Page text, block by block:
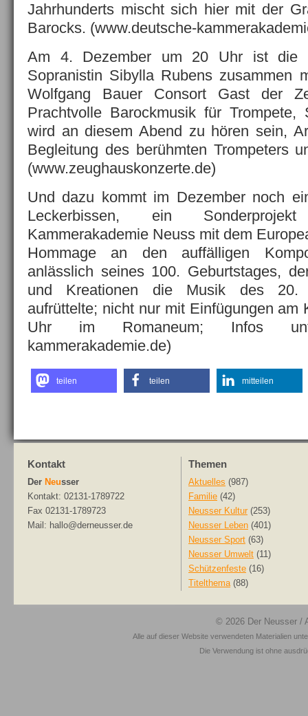
Jahrhunderts mischt sich hier mit der
Barocks. (www.deutsche-
Am 4. Dezember um 20 Uhr ist die
Sopranistin Sibylla Rubens zusammen
Wolfgang Bauer Consort Gast der
Prachtvolle Barockmusik für Trompete,
wird an diesem Abend zu hören sein,
Begleitung des berühmten Trompeters
(www.zeughauskonzerte.de)
Und dazu kommt im Dezember noch
Leckerbissen, ein
Kammerakademie Neuss mit dem
Hommage an den auffälligen
anlässlich seines 100. Geburtstages,
und Kreationen die Musik des 20.
aufrüttelte; nicht nur mit Einfügungen
Uhr im Romaneum; Infos
kammerakademie.de)
teilen teilen mitteilen
Kontakt
Der Neusser
Kontakt: 02131-1789722
Fax 02131-1789723
Mail: hallo@derneusser.de
Themen
Aktuelles (987)
Familie (42)
Neusser Kultur (253)
Neusser Leben (401)
Neusser Sport (63)
Neusser Umwelt (11)
Schützenfeste (16)
Titelthema(88)
© 2026 Der Neusser /
Alle auf dieser Website verwendeten Materialien
Die Verwendung ist ohne